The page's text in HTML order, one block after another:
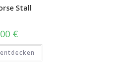
Stall
€